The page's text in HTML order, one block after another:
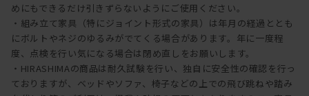
めにもできるだけ引きずらないようにご使用ください。
・組み立て家具（特にジョイント形式の家具）は年月の経過ととも
にボルトやネジのゆるみがでてくる場合があります。年に一度程
度、点検を行い気になる場合は閉め直しをお願いします。
・HIRASHIMAの商品は耐久試験を行い、独自に安全性の確認を行っ
ておりますが、ベッドやソファ、椅子などの上での飛び跳ねや踏み